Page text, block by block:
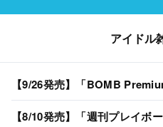
アイドル
【9/26発売】「BOMB
【8/10発売】「週刊プレイボ